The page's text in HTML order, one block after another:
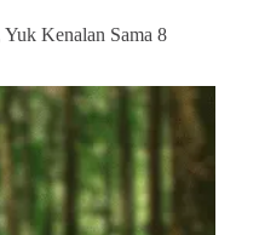
Kenalan Sama 8